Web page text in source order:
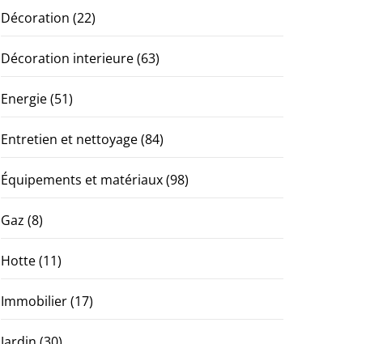
Décoration (22)
Décoration interieure(63)
Energie(51)
Entretien et nettoyage(84)
Équipements et matériaux(98)
Gaz (8)
Hotte(11)
Immobilier(17)